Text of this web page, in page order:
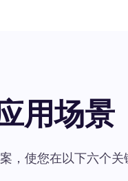
用场景
，使您在以下六个